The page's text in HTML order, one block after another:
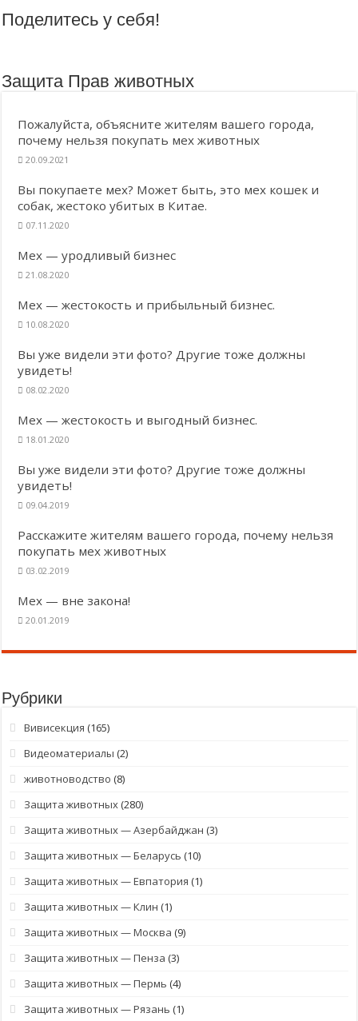
Поделитесь у себя!
Защита Прав животных
Пожалуйста, объясните жителям вашего города,
почему нельзя покупать мех животных
20.09.2021
Вы покупаете мех? Может быть, это мех кошек и
собак, жестоко убитых в Китае.
07.11.2020
Мех — уродливый бизнес
21.08.2020
Мех — жестокость и прибыльный бизнес.
10.08.2020
Вы уже видели эти фото? Другие тоже должны
увидеть!
08.02.2020
Мех — жестокость и выгодный бизнес.
18.01.2020
Вы уже видели эти фото? Другие тоже должны
увидеть!
09.04.2019
Расскажите жителям вашего города, почему нельзя
покупать мех животных
03.02.2019
Мех — вне закона!
20.01.2019
Рубрики
Вивисекция (165)
Видеоматериалы (2)
животноводство (8)
Защита животных(280)
Защита животных — Азербайджан (3)
Защита животных — Беларусь (10)
Защита животных — Евпатория (1)
Защита животных — Клин (1)
Защита животных — Москва (9)
Защита животных — Пенза (3)
Защита животных — Пермь (4)
Защита животных — Рязань (1)